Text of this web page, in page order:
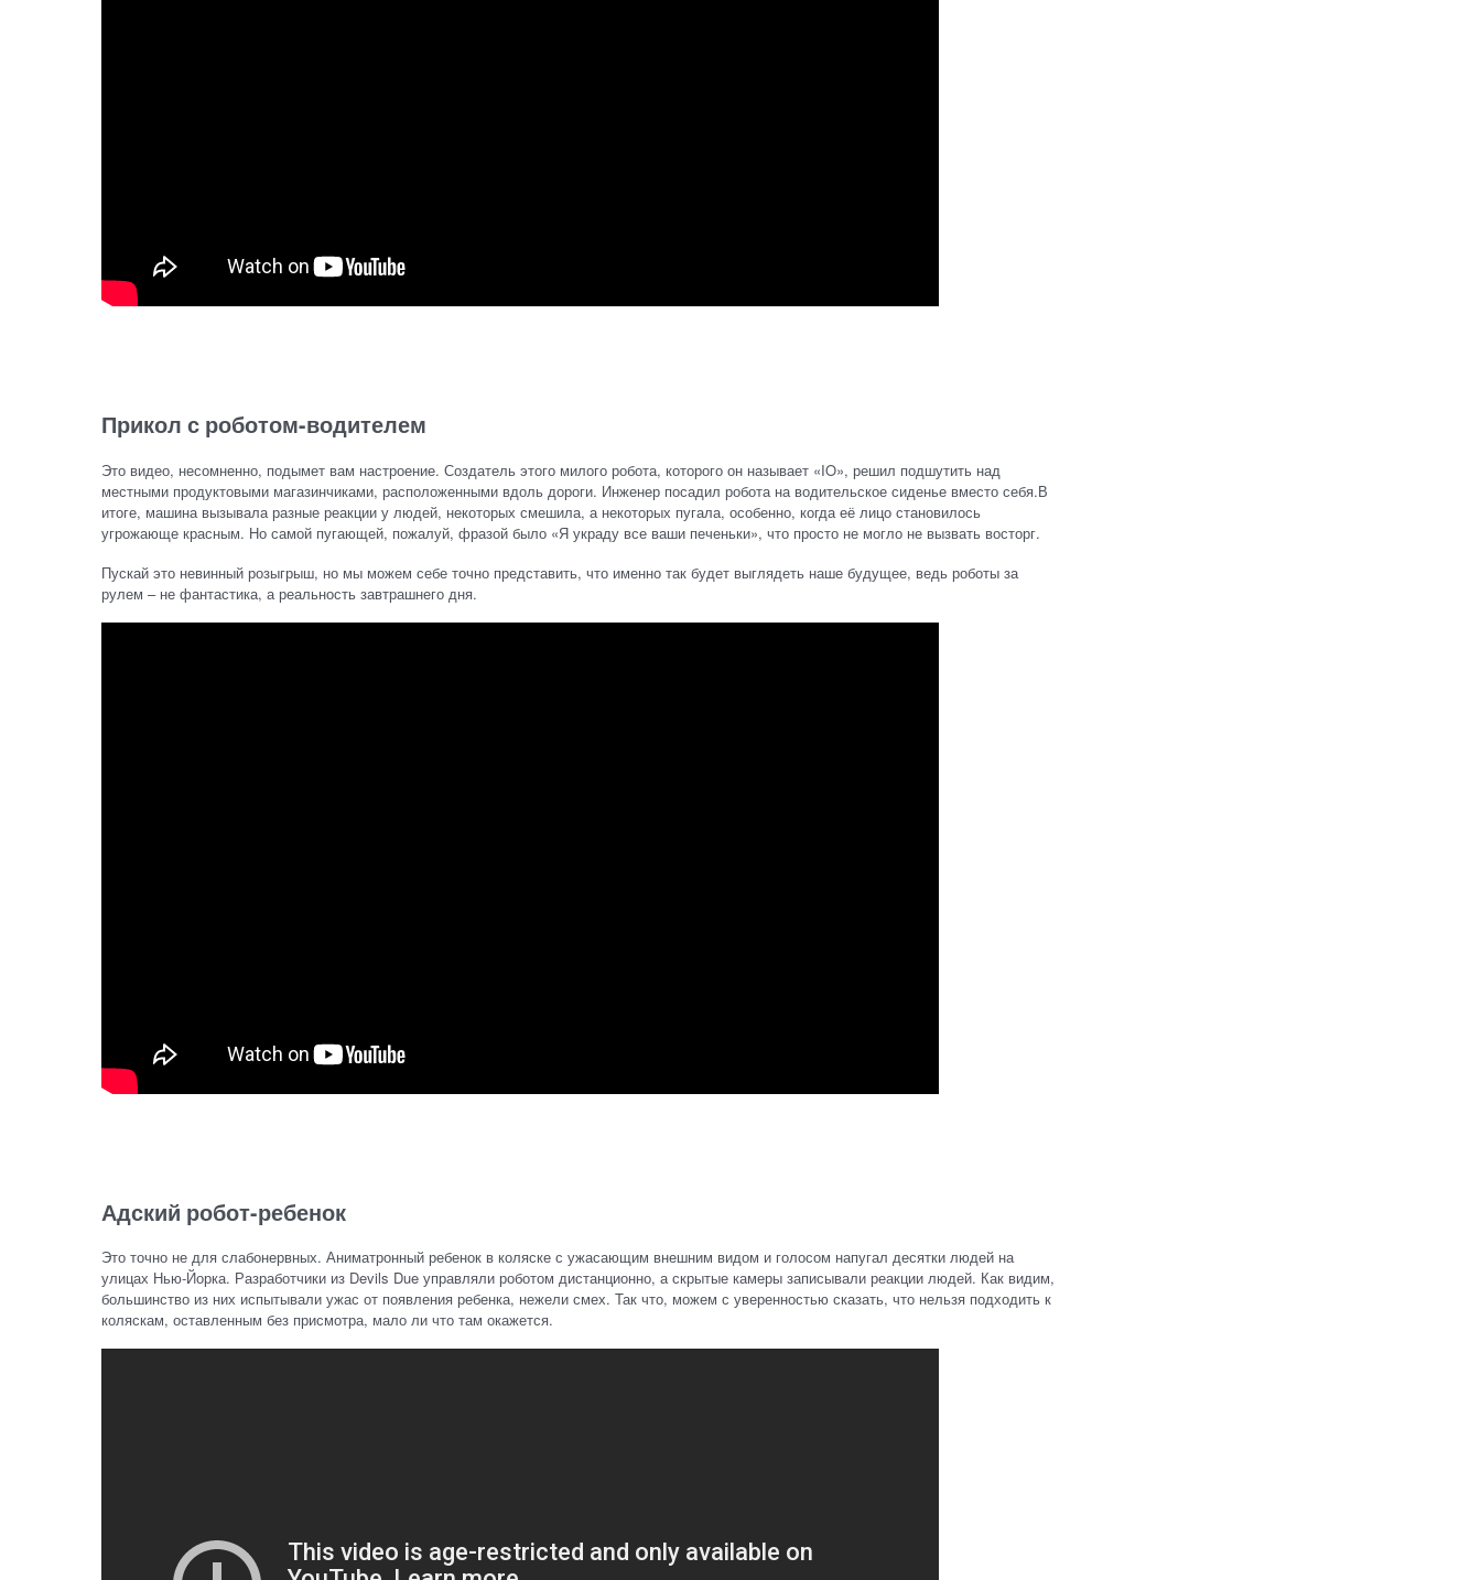
Прикол с роботом-водителем
Это видео, несомненно, подымет вам настроение. Создатель этого милого робота, которого он называет «IO», решил подшутить над
местными продуктовыми магазинчиками, расположенными вдоль дороги. Инженер посадил робота на водительское сиденье вместо себя.В
итоге, машина вызывала разные реакции у людей, некоторых смешила, а некоторых пугала, особенно, когда её лицо становилось
угрожающе красным. Но самой пугающей, пожалуй, фразой было «Я украду все ваши печеньки», что просто не могло не вызвать восторг.
Пускай это невинный розыгрыш, но мы можем себе точно представить, что именно так будет выглядеть наше будущее, ведь роботы за
рулем – не фантастика, а реальность завтрашнего дня.
Адский робот-ребенок
Это точно не для слабонервных. Аниматронный ребенок в коляске с ужасающим внешним видом и голосом напугал десятки людей на
улицах Нью-Йорка. Разработчики из Devils Due управляли роботом дистанционно, а скрытые камеры записывали реакции людей. Как видим,
большинство из них испытывали ужас от появления ребенка, нежели смех. Так что, можем с уверенностью сказать, что нельзя подходить к
коляскам, оставленным без присмотра, мало ли что там окажется.